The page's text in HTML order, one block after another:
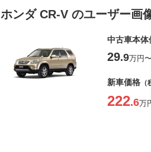
ホンダ CR-V のユーザー画
中古車本体
29.9万円〜
新車価格 （
222.6万